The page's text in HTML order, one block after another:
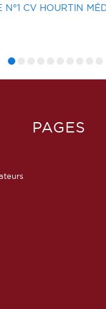
TROPHÉE
6
PAGES